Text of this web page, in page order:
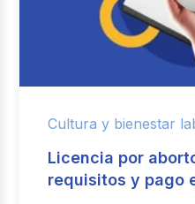
Cultura y bienestar
Licencia por
requisitos y pago